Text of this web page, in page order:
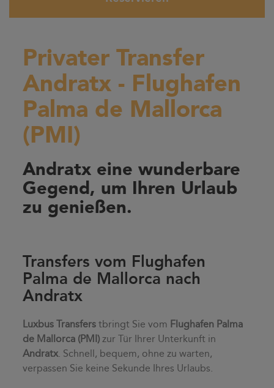
Privater Transfer
Andratx - Flughafen
Palma de Mallorca
(PMI)
Andratx eine wunderbare
Gegend, um Ihren Urlaub
zu genießen.
Transfers vom Flughafen
Palma de Mallorca nach
Andratx
Luxbus Transfers tbringt Sie vom Flughafen Palma
de Mallorca (PMI) zur Tür Ihrer Unterkunft in
Andratx. Schnell, bequem, ohne zu warten,
verpassen Sie keine Sekunde Ihres Urlaubs.